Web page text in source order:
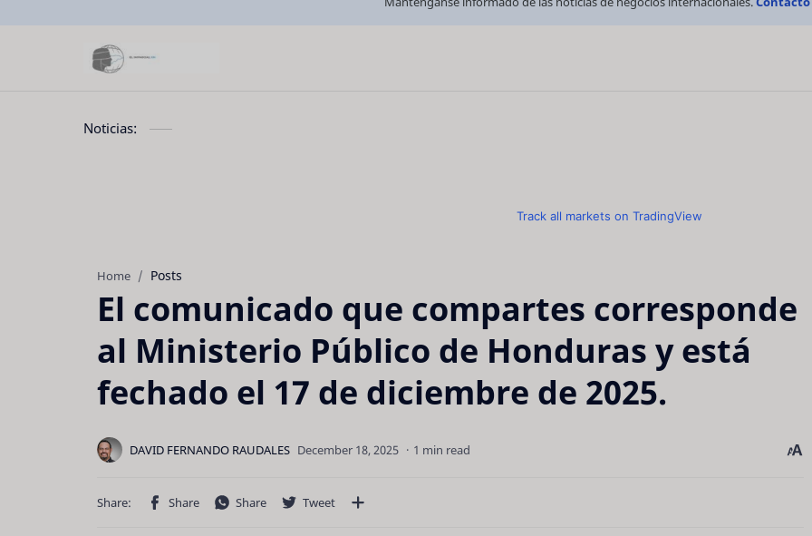
Noticias:
Track all markets on TradingView
Home Posts
El comunicado que compartes corresponde
al Ministerio Público de Honduras y está
fechado el 17 de diciembre de 2025.
1 min read